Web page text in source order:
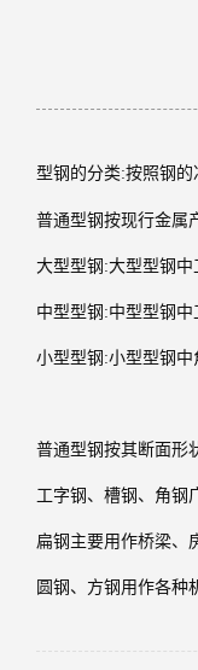
型钢的分类:按照钢的
普通型钢按现行金属
大型型钢 :大型型钢中
中型型钢 :中型型钢
小型型钢 :小型型钢中
普通型钢按其断面形
工字钢、槽钢、角钢
扁钢主要用作桥梁、
圆钢、方钢用作各种